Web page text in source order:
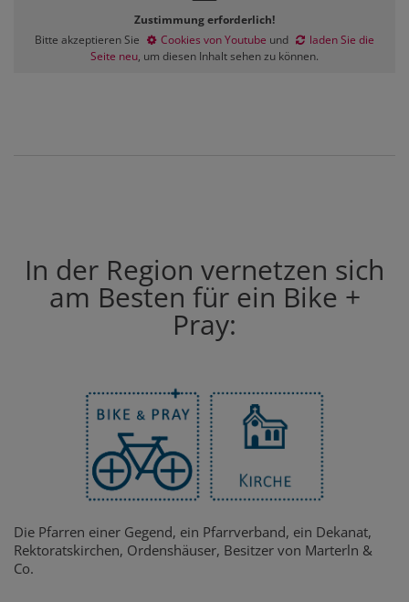
Zustimmung erforderlich!
Bitte akzeptieren Sie
Cookies von Youtube und
laden Sie die
Seite neu, um diesen Inhalt sehen zu können.
In der Region vernetzen sich
am Besten für ein Bike +
Pray:
Die Pfarren einer Gegend, ein Pfarrverband, ein Dekanat,
Rektoratskirchen, Ordenshäuser, Besitzer von Marterln &
Co.